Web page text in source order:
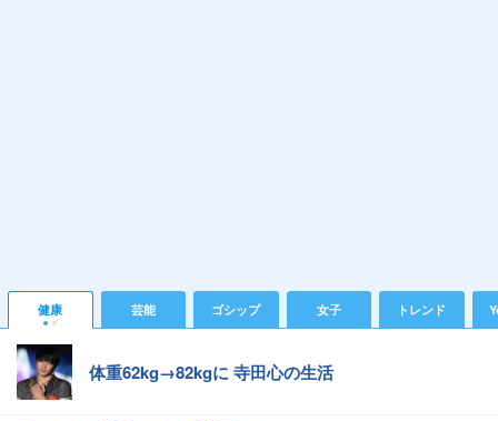
健康 芸能 ゴシップ 女子 トレンド
体重62kg→82kgに 寺田心の生活